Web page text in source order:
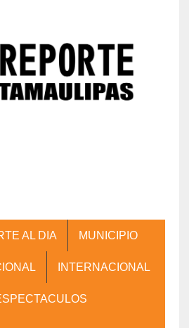
AL DIA MUNICIPIO
INTERNACIONAL